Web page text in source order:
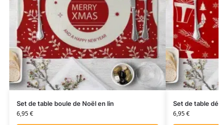
Set de table boule de Noël en lin
6,95€
Set de table
6,95€